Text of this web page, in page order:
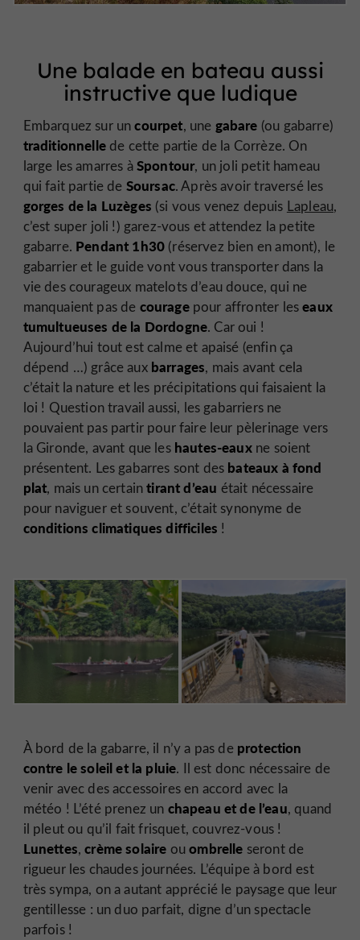
Une balade en bateau aussi
instructive que ludique
Embarquez sur uncourpet, une gabare (ou gabarre)
traditionnellede cette partie de la Corrèze. On
large les amarres àSpontour, un joli petit hameau
qui fait partie de Soursac. Après avoir traversé les
gorges de la Luzèges (si vous venez depuis Lapleau,
c’est super joli !) garez-vous et attendez la petite
gabarre. Pendant 1h30 (réservez bien en amont), le
gabarrier et le guide vont vous transporter dans la
vie des courageux matelots d’eau douce, qui ne
manquaient pas de couragepour affronter leseaux
tumultueuses de la Dordogne. Car oui !
Aujourd’hui tout est calme et apaisé (enfin ça
dépend …) grâce aux barrages, mais avant cela
c’était la nature et les précipitations qui faisaient la
loi ! Question travail aussi, les gabarriers ne
pouvaient pas partir pour faire leur pèlerinage vers
la Gironde, avant que les hautes-eauxne soient
présentent. Les gabarres sont des bateaux à fond
plat, mais un certaintirant d’eau était nécessaire
pour naviguer et souvent, c’était synonyme de
conditions climatiques difficiles !
À bord de la gabarre, il n’y a pas de protection
contre le soleil et la pluie. Il est donc nécessaire de
venir avec des accessoires en accord avec la
météo ! L’été prenez un chapeau et de l’eau, quand
il pleut ou qu’il fait frisquet, couvrez-vous !
Lunettes,crème solaire ouombrelle seront de
rigueur les chaudes journées. L’équipe à bord est
très sympa, on a autant apprécié le paysage que leur
gentillesse : un duo parfait, digne d’un spectacle
parfois !